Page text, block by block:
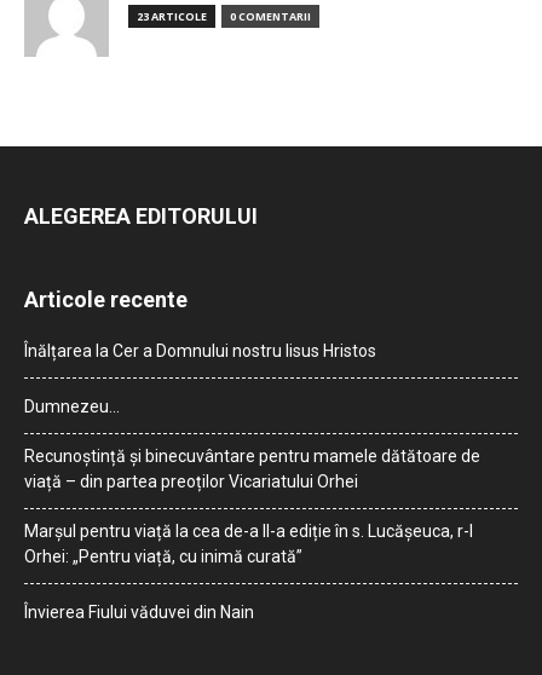
23 ARTICOLE 0 COMENTARII
ALEGEREA EDITORULUI
Articole recente
Înălțarea la Cer a Domnului nostru Iisus Hristos
Dumnezeu…
Recunoștință și binecuvântare pentru mamele dătătoare de
viață – din partea preoților Vicariatului Orhei
Marșul pentru viață la cea de-a II-a ediție în s. Lucășeuca, r-l
Orhei: „Pentru viață, cu inimă curată”
Învierea Fiului văduvei din Nain